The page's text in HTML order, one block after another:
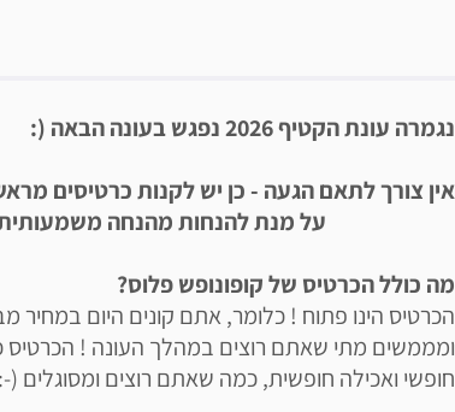
נגמרה עונת הקטיף 2026 נפגש בעונה הבאה (:
אין צורך לתאם הגעה - כן יש לקנות כרטיסים
על מנת להנחות מהנחה
מה כולל הכרטיס של קופונופש פלוס?
הכרטיס הינו פתוח ! כלומר, אתם קונים היום במחיר
ומממשים מתי שאתם רוצים במהלך העונה ! הכרטיס
חופשי ואכילה חופשית, כמה שאתם רוצים ומסוגלים (-: